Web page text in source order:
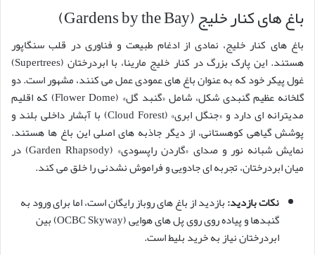
باغ های کنار خلیج (Gardens by the Bay)
باغ های کنار خلیج، نمادی از ادغام طبیعت و فناوری در قلب سنگاپور
هستند. این پارک بزرگ در کنار خلیج مارینا، با ابردرختان (Supertrees)
غول پیکر خود که به عنوان باغ های عمودی عمل می کنند، مشهور است. دو
گلخانه عظیم گنبدی شکل، شامل «گنبد گل» (Flower Dome) که اقلیم
مدیترانه ای دارد و «جنگل ابری» (Cloud Forest) با آبشار داخلی بلند و
پوشش گیاهی کوهستانی، از دیگر جاذبه های اصلی این باغ ها هستند.
نمایش شبانه نور و صدای «گاردن راپسودی» (Garden Rhapsody) در
میان ابردرختان، تجربه ای جادویی و فراموش نشدنی را خلق می کند.
نکات بازدید:بازدید از باغ های روباز رایگان است، اما برای ورود به
گنبدها و پیاده روی روی پل های هوایی (OCBC Skyway) بین
ابردرختان نیاز به خرید بلیط است.